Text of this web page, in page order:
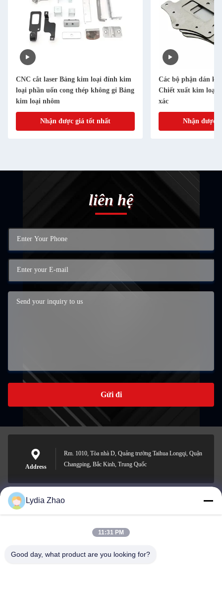
CNC cắt laser Bảng kim loại đính kim
loại phần uốn cong thép không gỉ Bảng
kim loại nhôm
Nhận được giá tốt nhất
Các bộ phận dán
Chiết xuất kim loại
xác
Nhận được
liên hệ
Gửi đi
Address
Rm. 1010, Tòa nhà D, Quảng trường Taihua Longqi, Quận
Changping, Bắc Kinh, Trung Quốc
jesingd@vip.sina.com
Lydia Zhao
11:31 PM
Good day, what product are you looking for?